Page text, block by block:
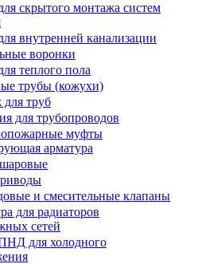
скрытого монтажа систем
внутренней канализации
воронки
теплого пола
трубы (кожухи)
труб
для трубопроводов
муфты
арматура
и смесительные клапаны
для радиаторов
сетей
для холодного